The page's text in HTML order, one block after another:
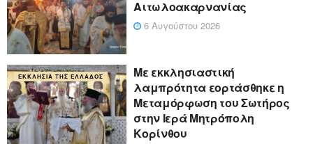
Αιτωλοακαρνανίας
6 Αυγούστου 2026
ΕΚΚΛΗΣΊΑ ΤΗΣ ΕΛΛΆΔΟΣ
Με εκκλησιαστική
λαμπρότητα εορτάσθηκε η
Μεταμόρφωση του Σωτήρος
στην Ιερά Μητρόπολη
Κορίνθου